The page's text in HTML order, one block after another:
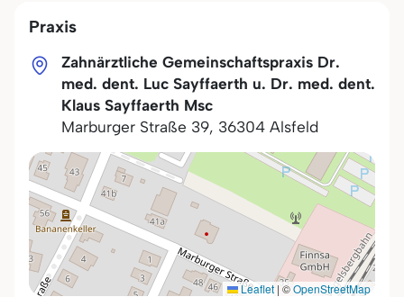
Praxis
Zahnärztliche Gemeinschaftspraxis Dr.
med. dent. Luc Sayffaerth u. Dr. med. dent.
Klaus Sayffaerth Msc
Marburger Straße 39, 36304 Alsfeld
Leaflet | ©OpenStreetMap